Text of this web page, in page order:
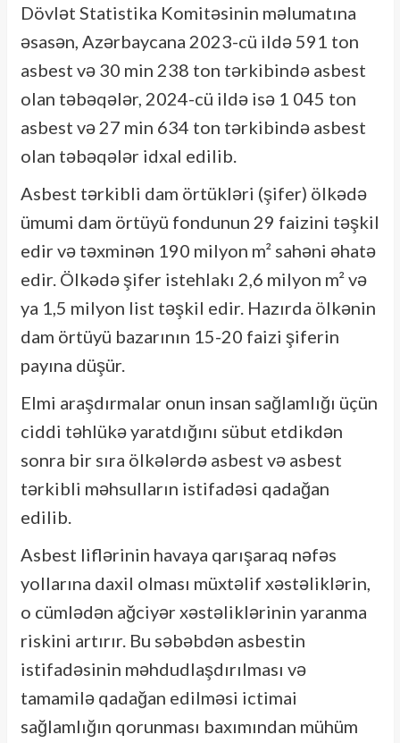
Dövlət Statistika Komitəsinin məlumatına
əsasən, Azərbaycana 2023-cü ildə 591 ton
asbest və 30 min 238 ton tərkibində asbest
olan təbəqələr, 2024-cü ildə isə 1 045 ton
asbest və 27 min 634 ton tərkibində asbest
olan təbəqələr idxal edilib.
Asbest tərkibli dam örtükləri (şifer) ölkədə
ümumi dam örtüyü fondunun 29 faizini təşkil
edir və təxminən 190 milyon m² sahəni əhatə
edir. Ölkədə şifer istehlakı 2,6 milyon m² və
ya 1,5 milyon list təşkil edir. Hazırda ölkənin
dam örtüyü bazarının 15-20 faizi şiferin
payına düşür.
Elmi araşdırmalar onun insan sağlamlığı üçün
ciddi təhlükə yaratdığını sübut etdikdən
sonra bir sıra ölkələrdə asbest və asbest
tərkibli məhsulların istifadəsi qadağan
edilib.
Asbest liflərinin havaya qarışaraq nəfəs
yollarına daxil olması müxtəlif xəstəliklərin,
o cümlədən ağciyər xəstəliklərinin yaranma
riskini artırır. Bu səbəbdən asbestin
istifadəsinin məhdudlaşdırılması və
tamamilə qadağan edilməsi ictimai
sağlamlığın qorunması baxımından mühüm